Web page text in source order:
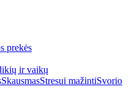
prekės
ir vaikų
SkausmasStresui mažintiSvorio